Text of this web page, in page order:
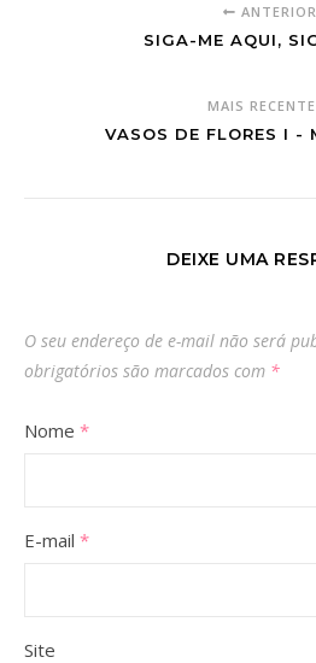
ANTERIOR
SIGA-ME AQUI,
MAIS RECENTE
VASOS DE FLORES I -
DEIXE UMA
O seu endereço de e-mail não será
obrigatórios são marcados com *
Nome *
E-mail *
Site